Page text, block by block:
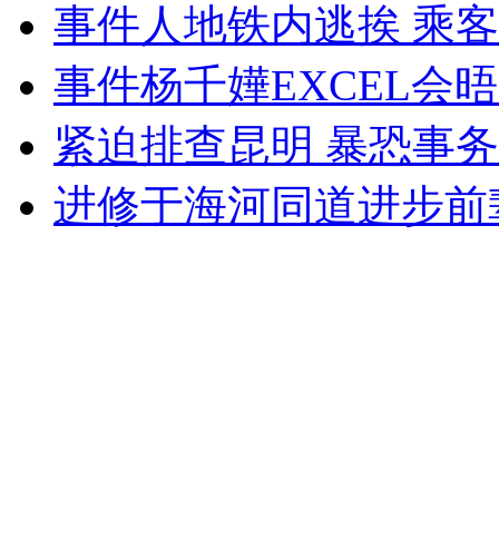
事件人地铁内逃挨 乘
事件杨千嬅EXCEL会
紧迫排查昆明 暴恐事
进修于海河同道进步